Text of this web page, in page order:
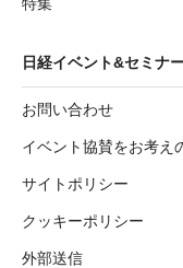
日経イベント&セミナ
お問い合わせ
イベント協賛をお考え
サイトポリシー
クッキーポリシー
外部送信